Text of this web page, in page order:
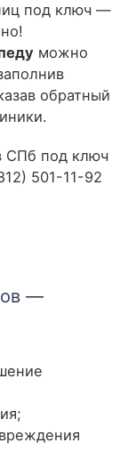
под ключ —
можно
обратный
—